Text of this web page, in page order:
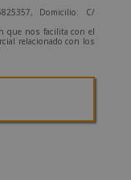
Domicilio: C/
que nos facilita con el
relacionado con los
fueran de su interés.
o email):